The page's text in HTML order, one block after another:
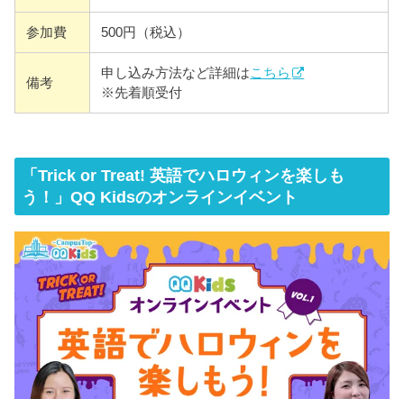
参加費 500円（税込）
備考
申し込み方法など詳細はこちら
※先着順受付
「Trick or Treat! 英語でハロウィンを楽しも
う！」QQ Kidsのオンラインイベント